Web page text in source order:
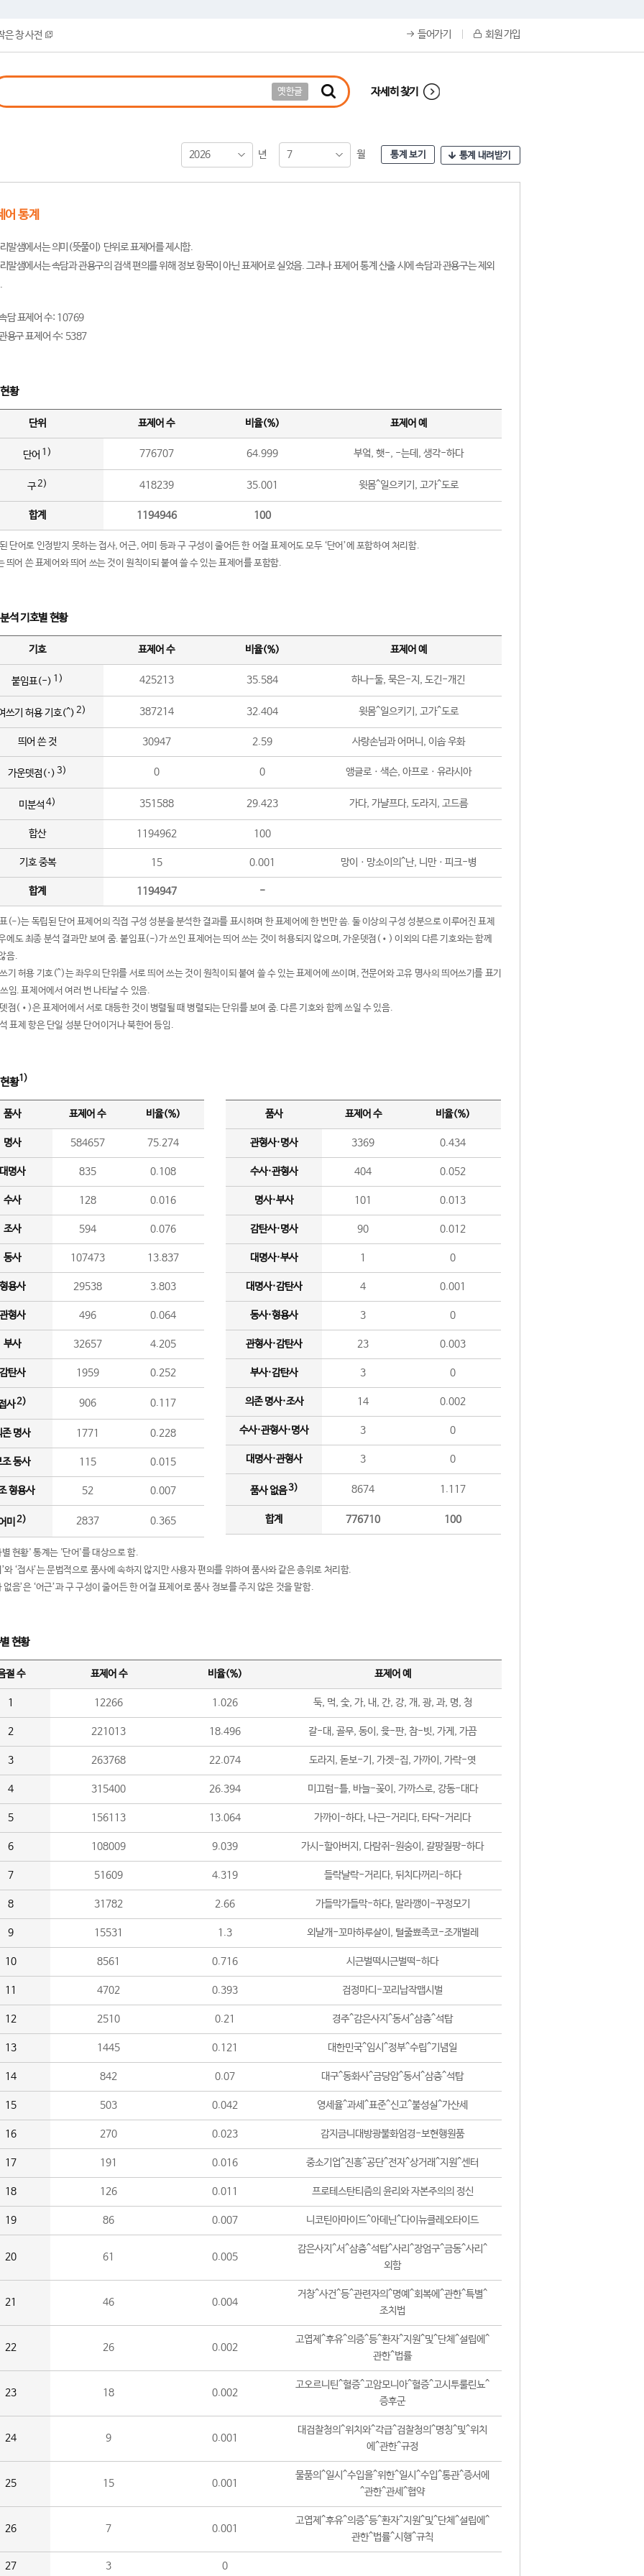
은 창 사전 들어가기 회원 가입
옛한글 자세히 찾기
2026 년 7 월 통계 보기 통계 내려받기
어 통계
말샘에서는 의미(뜻풀이) 단위로 표제어를 제시함.
말샘에서는 속담과 관용구의 검색 편의를 위해 정보 항목이 아닌 표제어로 실었음. 그러나 표제어 통계 산출 시에 속담과 관용구는 제외
담 표제어 수: 10769
용구 표제어 수: 5387
황
단위 표제어 수 비율(%) 표제어 예
단어 1) 776707 64.999 부엌, 햇-, -는데, 생각-하다
구2) 418239 35.001 윗몸^일으키기, 고가^도로
합계 1194946 100
단어로 인정받지 못하는 접사, 어근, 어미 등과 구 구성이 줄어든 한 어절 표제어도 모두 ‘단어’에 포함하여 처리함.
띄어 쓴 표제어와 띄어 쓰는 것이 원칙이되 붙여 쓸 수 있는 표제어를 포함함.
석 기호별 현황
기호 표제어 수 비율(%) 표제어 예
붙임표(-) 1) 425213 35.584 하나-둘, 묵은-지, 도긴-개긴
쓰기 허용 기호(^) 2) 387214 32.404 윗몸^일으키기, 고가^도로
띄어 쓴 것 30947 2.59 사랑손님과 어머니, 이솝 우화
가운뎃점(·) 3) 0 0 앵글로ㆍ색슨, 아프로ㆍ유라시아
미분석 4) 351588 29.423 가다, 가냘프다, 도라지, 고드름
합산 1194962 100
기호 중복 15 0.001 망이ㆍ망소이의^난, 니만ㆍ피크-병
합계 1194947 -
(-)는 독립된 단어 표제어의 직접 구성 성분을 분석한 결과를 표시하며 한 표제어에 한 번만 씀. 둘 이상의 구성 성분으로 이루어진 표제
에도 최종 분석 결과만 보여 줌. 붙임표(-)가 쓰인 표제어는 띄어 쓰는 것이 허용되지 않으며, 가운뎃점(•) 이외의 다른 기호와는 함께
음.
기 허용 기호(^)는 좌우의 단위를 서로 띄어 쓰는 것이 원칙이되 붙여 쓸 수 있는 표제어에 쓰이며, 전문어와 고유 명사의 띄어쓰기를 표기
임. 표제어에서 여러 번 나타날 수 있음.
점(•)은 표제어에서 서로 대등한 것이 병렬될 때 병렬되는 단위를 보여 줌. 다른 기호와 함께 쓰일 수 있음.
표제 항은 단일 성분 단어이거나 북한어 등임.
황1)
품사 표제어 수 비율(%)
명사 584657 75.274
명사 835 0.108
수사 128 0.016
조사 594 0.076
동사 107473 13.837
용사 29538 3.803
형사 496 0.064
부사 32657 4.205
탄사 1959 0.252
사2) 906 0.117
존 명사 1771 0.228
조 동사 115 0.015
형용사 52 0.007
미 2) 2837 0.365
품사 표제어 수 비율(%)
관형사·명사 3369 0.434
수사·관형사 404 0.052
명사·부사 101 0.013
감탄사·명사 90 0.012
대명사·부사 1 0
대명사·감탄사 4 0.001
동사·형용사 3 0
관형사·감탄사 23 0.003
부사·감탄사 3 0
의존 명사·조사 14 0.002
수사·관형사·명사 3 0
대명사·관형사 3 0
품사 없음3) 8674 1.117
합계 776710 100
현황' 통계는 '단어'를 대상으로 함.
와 ‘접사’는 문법적으로 품사에 속하지 않지만 사용자 편의를 위하여 품사와 같은 층위로 처리함.
없음’은 ‘어근’과 구 구성이 줄어든 한 어절 표제어로 품사 정보를 주지 않은 것을 말함.
현황
절 수 표제어 수 비율(%) 표제어 예
1 12266 1.026 둑, 먹, 숯, 가, 내, 간, 강, 개, 광, 과, 명, 청
2 221013 18.496 갈-대, 골무, 동이, 윷-판, 참-빗, 가게, 가끔
3 263768 22.074 도라지, 돋보-기, 가겟-집, 가까이, 가락-엿
4 315400 26.394 미끄럼-틀, 바늘-꽂이, 가까스로, 강동-대다
5 156113 13.064 가까이-하다, 나근-거리다, 타닥-거리다
6 108009 9.039 가시-할아버지, 다람쥐-원숭이, 갈팡질팡-하다
7 51609 4.319 들락날락-거리다, 뒤치다꺼리-하다
8 31782 2.66 가들막가들막-하다, 말라깽이-꾸정모기
9 15531 1.3 외날개-꼬마하루살이, 털줄뾰족코-조개벌레
10 8561 0.716 시근벌떡시근벌떡-하다
11 4702 0.393 검정마디-꼬리납작맵시벌
12 2510 0.21 경주^감은사지^동서^삼층^석탑
13 1445 0.121 대한민국^임시^정부^수립^기념일
14 842 0.07 대구^동화사^금당암^동서^삼층^석탑
15 503 0.042 영세율^과세^표준^신고^불성실^가산세
16 270 0.023 감지금니대방광불화엄경-보현행원품
17 191 0.016 중소기업^진흥^공단^전자^상거래^지원^센터
18 126 0.011 프로테스탄티즘의 윤리와 자본주의의 정신
19 86 0.007 니코틴아마이드^아데닌^다이뉴클레오타이드
20 61 0.005
감은사지^서^삼층^석탑^사리^장엄구^금동^사리^
외함
21 46 0.004
거창^사건^등^관련자의^명예^회복에^관한^특별^
조치법
22 26 0.002
고엽제^후유^의증^등^환자^지원^및^단체^설립에^
관한^법률
23 18 0.002
고오르니틴^혈증^고암모니아^혈증^고시투룰린뇨^
증후군
24 9 0.001
대검찰청의^위치와^각급^검찰청의^명칭^및^위치
에^관한^규정
25 15 0.001
물품의^일시^수입을^위한^일시^수입^통관^증서에
^관한^관세^협약
26 7 0.001
고엽제^후유^의증^등^환자^지원^및^단체^설립에^
관한^법률^시행^규칙
27 3 0